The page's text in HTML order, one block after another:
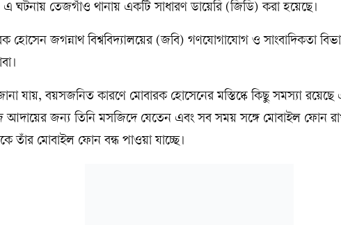
এ ঘটনায় তেজগাঁও থানায় একটি সাধারণ ডায়েরি (জিডি) করা হয়েছে।
হোসেন জগন্নাথ বিশ্ববিদ্যালয়ের (জবি) গণযোগাযোগ ও সাংবাদিকতা
যায়, বয়সজনিত কারণে মোবারক হোসেনের মস্তিষ্কে কিছু সমস্যা রয়েছে
আদায়ের জন্য তিনি মসজিদে যেতেন এবং সব সময় সঙ্গে মোবাইল ফোন
তাঁর মোবাইল ফোন বন্ধ পাওয়া যাচ্ছে।